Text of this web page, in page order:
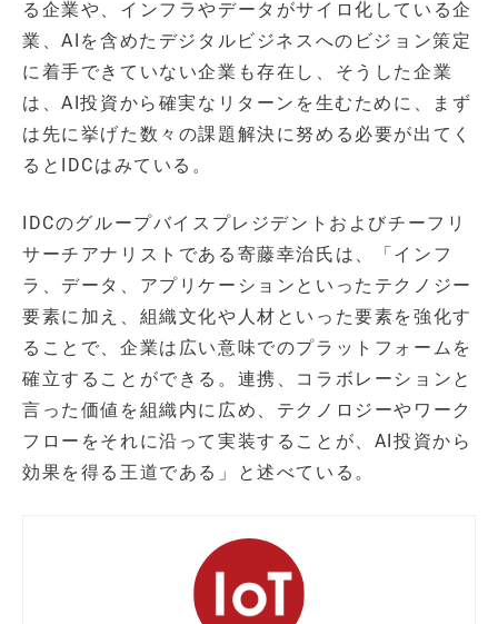
る企業や、インフラやデータがサイロ化している企
業、AIを含めたデジタルビジネスへのビジョン策定
に着手できていない企業も存在し、そうした企業
は、AI投資から確実なリターンを生むために、まず
は先に挙げた数々の課題解決に努める必要が出てく
るとIDCはみている。
IDCのグループバイスプレジデントおよびチーフリ
サーチアナリストである寄藤幸治氏は、「インフ
ラ、データ、アプリケーションといったテクノジー
要素に加え、組織文化や人材といった要素を強化す
ることで、企業は広い意味でのプラットフォームを
確立することができる。連携、コラボレーションと
言った価値を組織内に広め、テクノロジーやワーク
フローをそれに沿って実装することが、AI投資から
効果を得る王道である」と述べている。